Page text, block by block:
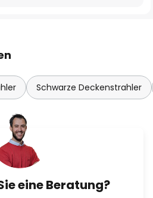
Schwarze Deckenstrahler
eine Beratung?